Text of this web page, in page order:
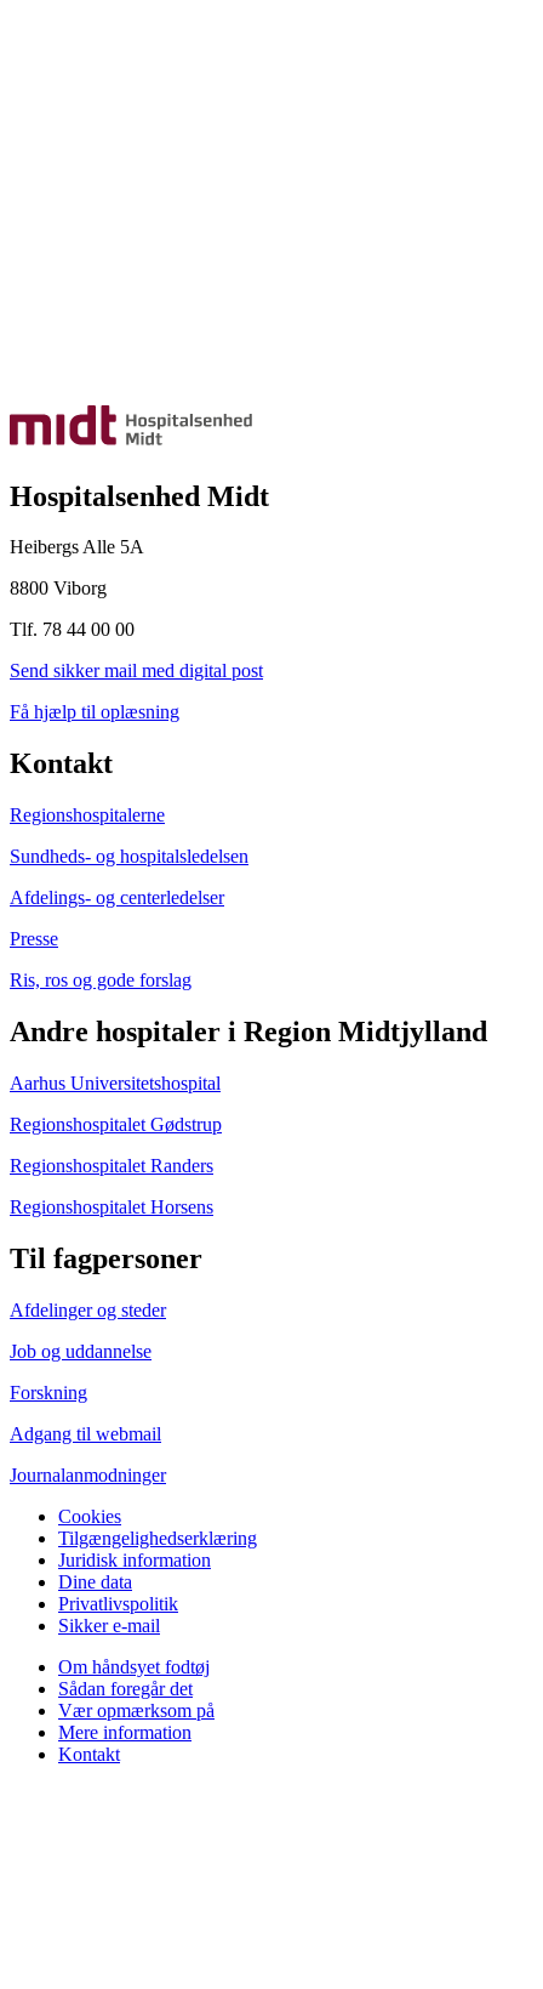
Hospitalsenhed Midt
Heibergs Alle 5A
8800 Viborg
Tlf. 78 44 00 00
Send sikker mail med digital post
Få hjælp til oplæsning
Kontakt
Regionshospitalerne
Sundheds- og hospitalsledelsen
Afdelings- og centerledelser
Presse
Ris, ros og gode forslag
Andre hospitaler i Region Midtjylland
Aarhus Universitetshospital
Regionshospitalet Gødstrup
Regionshospitalet Randers
Regionshospitalet Horsens
Til fagpersoner
Afdelinger og steder
Job og uddannelse
Forskning
Adgang til webmail
Journalanmodninger
Cookies
Tilgængelighedserklæring
Juridisk information
Dine data
Privatlivspolitik
Sikker e-mail
Om håndsyet fodtøj
Sådan foregår det
Vær opmærksom på
Mere information
Kontakt